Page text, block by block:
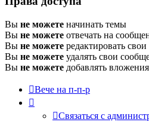
Вы не можете начинать темы
Вы не можете отвечать на
Вы не можете редактировать
Вы не можете удалять свои
Вы не можете добавлять вложения
Вече на п-п-р
Связаться с